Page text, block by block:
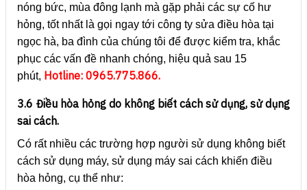
nóng bức, mùa đông lạnh mà gặp phải các sự cố hư
hỏng, tốt nhất là gọi ngay tới công ty sửa điều hòa tại
ngọc hà, ba đình của chúng tôi để được kiểm tra, khắc
phục các vấn đề nhanh chóng, hiệu quả sau 15
phút, Hotline: 0965.775.866.
3.6 Điều hòa hỏng do không biết cách sử dụng, sử dụng
sai cách.
Có rất nhiều các trường hợp người sử dụng không biết
cách sử dụng máy, sử dụng máy sai cách khiến điều
hòa hỏng, cụ thể như: